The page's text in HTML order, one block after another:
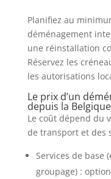
Planifiez au
déménagement
une réinstallation
Réservez les
les autorisations
Le prix d’un
depuis la Belgique
Le coût dépend du
de transport et des
Services de base
groupage) :